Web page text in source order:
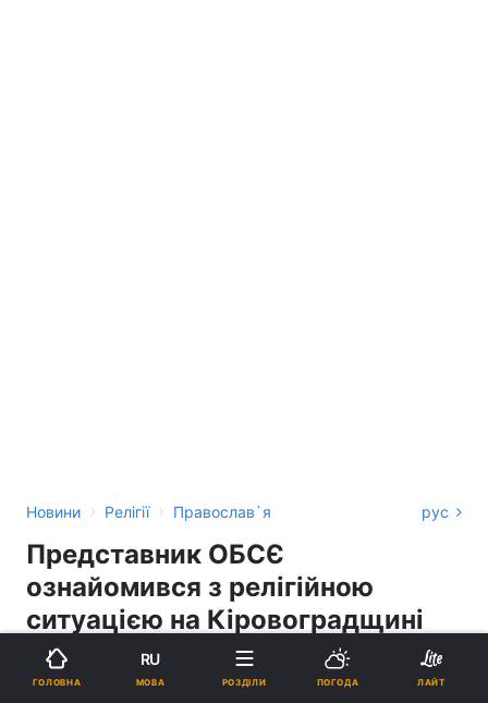
Новини › Релігії › Православ`я рус
Представник ОБСЄ
ознайомився з релігійною
ситуацією на Кіровоградщині
16:09, 23.09.18 1309
ГОЛОВНА
RU
МОВА РОЗДІЛИ ПОГОДА ЛАЙТ